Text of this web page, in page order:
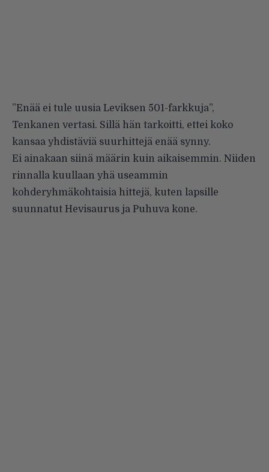
”Enää ei tule uusia Leviksen 501-farkkuja”,
Tenkanen vertasi. Sillä hän tarkoitti, ettei koko
kansaa yhdistäviä suurhittejä enää synny.
Ei ainakaan siinä määrin kuin aikaisemmin. Niiden
rinnalla kuullaan yhä useammin
kohderyhmäkohtaisia hittejä, kuten lapsille
suunnatut Hevisaurus ja Puhuva kone.